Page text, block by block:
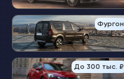
Фургон
До 300 тыс. ₽